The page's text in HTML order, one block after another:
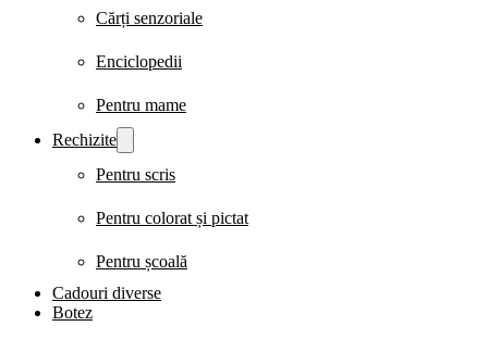
Cărți senzoriale
Enciclopedii
Pentru mame
Rechizite
Pentru scris
Pentru colorat și pictat
Pentru școală
Cadouri diverse
Botez